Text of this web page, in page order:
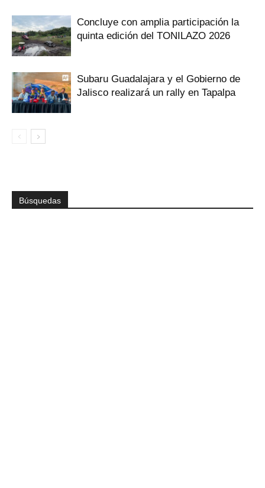
Concluye con amplia participación la
quinta edición del TONILAZO 2026
Subaru Guadalajara y el Gobierno de
Jalisco realizará un rally en Tapalpa
Búsquedas